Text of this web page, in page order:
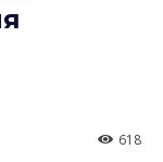
618